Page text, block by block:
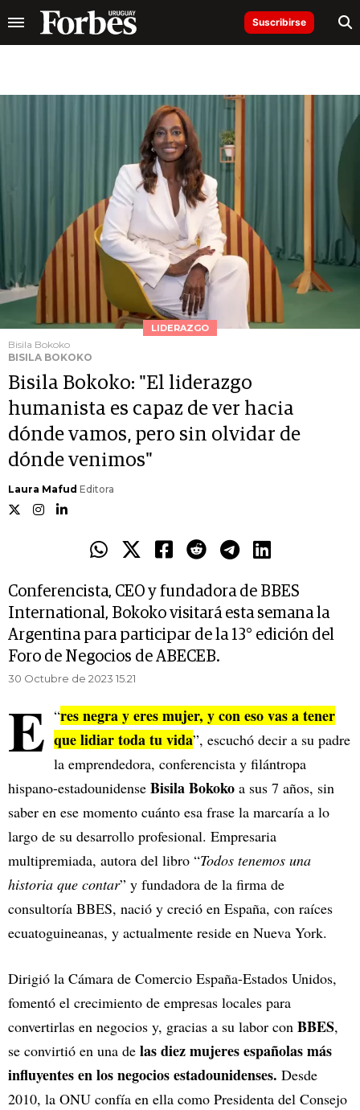
Suscribirse
LIDERAZGO
Bisila Bokoko
BISILA BOKOKO
Bisila Bokoko: "El liderazgo
humanista es capaz de ver hacia
dónde vamos, pero sin olvidar de
dónde venimos"
Laura Mafud Editora
Conferencista, CEO y fundadora de BBES
International, Bokoko visitará esta semana la
Argentina para participar de la 13° edición del
Foro de Negocios de ABECEB.
30 Octubre de 2023 15.21
“
E
res negra y eres mujer, y con eso vas a tener
que lidiar toda tu vida”, escuchó decir a su padre
la emprendedora, conferencista y filántropa
hispano-estadounidense Bisila Bokoko a sus 7 años, sin
saber en ese momento cuánto esa frase la marcaría a lo
largo de su desarrollo profesional. Empresaria
multipremiada, autora del libro “Todos tenemos una
historia que contar” y fundadora de la firma de
consultoría BBES, nació y creció en España, con raíces
ecuatoguineanas, y actualmente reside en Nueva York.
Dirigió la Cámara de Comercio España-Estados Unidos,
fomentó el crecimiento de empresas locales para
convertirlas en negocios y, gracias a su labor con BBES,
se convirtió en una de las diez mujeres españolas más
influyentes en los negocios estadounidenses. Desde
2010, la ONU confía en ella como Presidenta del Consejo